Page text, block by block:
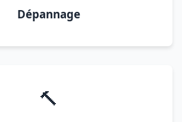
Dépannage
🔨